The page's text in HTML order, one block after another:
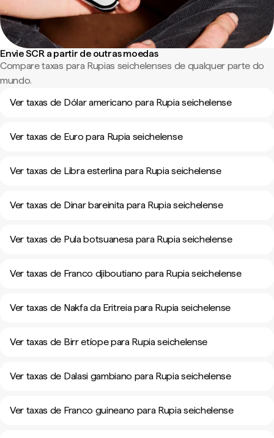
Envie SCR a partir de outras moedas
Compare taxas para Rupias seichelenses de qualquer parte do
mundo.
Ver taxas de Dólar americano para Rupia seichelense
Ver taxas de Euro para Rupia seichelense
Ver taxas de Libra esterlina para Rupia seichelense
Ver taxas de Dinar bareinita para Rupia seichelense
Ver taxas de Pula botsuanesa para Rupia seichelense
Ver taxas de Franco djiboutiano para Rupia seichelense
Ver taxas de Nakfa da Eritreia para Rupia seichelense
Ver taxas de Birr etíope para Rupia seichelense
Ver taxas de Dalasi gambiano para Rupia seichelense
Ver taxas de Franco guineano para Rupia seichelense